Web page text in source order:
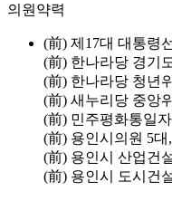
의원약력
(前) 제17대 대통령
(前) 한나라당 경기
(前) 한나라당 청년
(前) 새누리당 중앙
(前) 민주평화통일
(前) 용인시의원 5대
(前) 용인시 산업건
(前) 용인시 도시건